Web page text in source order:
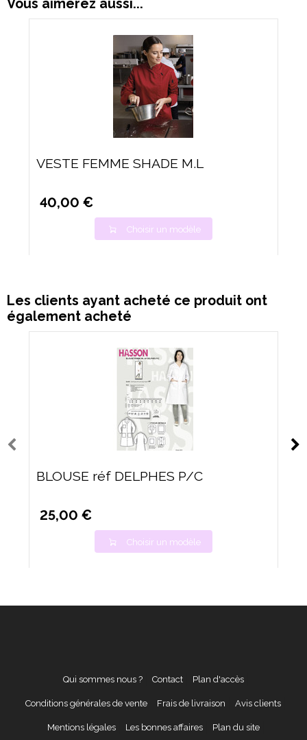
Vous aimerez aussi...
VESTE FEMME SHADE M.L
40,00 €
Choisir un modèle
Les clients ayant acheté ce produit ont
également acheté
BLOUSE réf DELPHES P/C
25,00 €
Choisir un modèle
Qui sommes nous ? Contact Plan d'accès
Conditions générales de vente Frais de livraison Avis clients
Mentions légales Les bonnes affaires Plan du site